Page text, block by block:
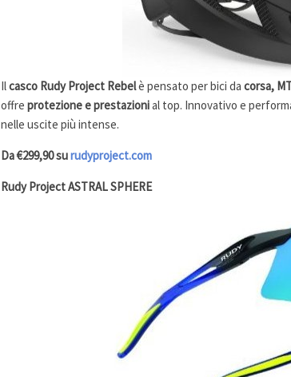
Ilcasco Rudy Project Rebelè pensato per bici da corsa,
offre protezione e prestazionial top. Innovativo e
nelle uscite più intense.
Da €299,90 surudyproject.com
Rudy Project ASTRAL SPHERE